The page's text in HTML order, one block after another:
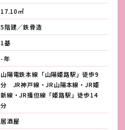
17.10㎡
5階建／鉄骨造
1基
-年
山陽電鉄本線「山陽姫路駅」徒歩9
分 JR神戸線・JR山陽本線・JR姫
新線・JR播但線「姫路駅」徒歩14
分
居酒屋